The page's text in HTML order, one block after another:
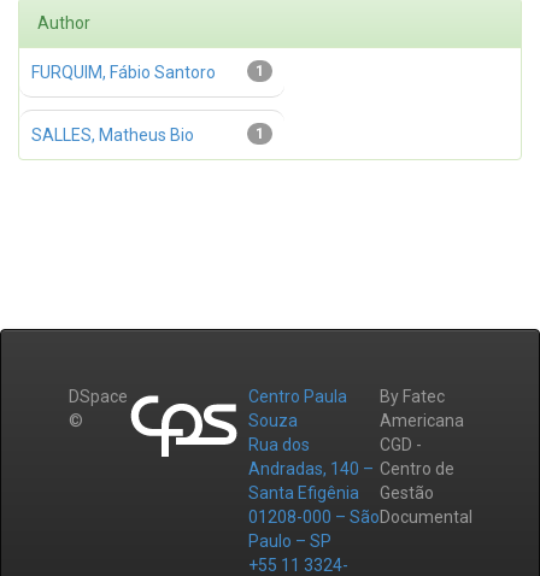
Author
1
FURQUIM, Fábio Santoro
1
SALLES, Matheus Bio
DSpace
©
Centro Paula
Souza
Rua dos
Andradas, 140 –
Santa Efigênia
01208-000 – São
Paulo – SP
+55 11 3324-
By Fatec
Americana
CGD -
Centro de
Gestão
Documental